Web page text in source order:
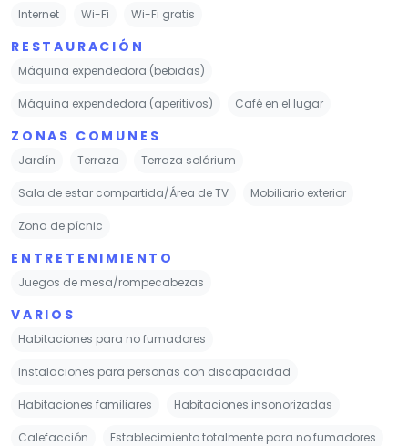
Internet Wi-Fi Wi-Fi gratis
RESTAURACIÓN
Máquina expendedora (bebidas)
Máquina expendedora (aperitivos) Café en el lugar
ZONAS COMUNES
Jardín Terraza Terraza solárium
Sala de estar compartida/Área de TV Mobiliario exterior
Zona de pícnic
ENTRETENIMIENTO
Juegos de mesa/rompecabezas
VARIOS
Habitaciones para no fumadores
Instalaciones para personas con discapacidad
Habitaciones familiares Habitaciones insonorizadas
Calefacción Establecimiento totalmente para no fumadores